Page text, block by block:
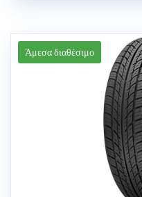
Άμεσα διαθέσιμο